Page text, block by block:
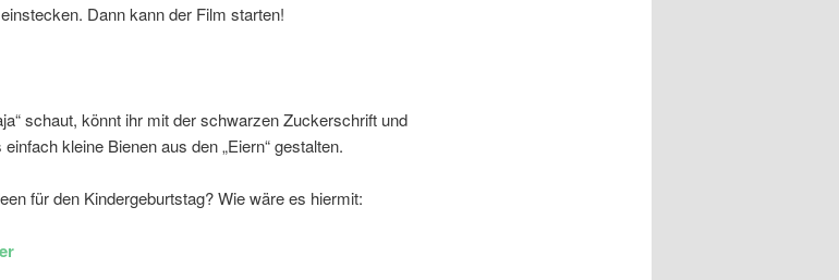
Dann kann der Film starten!
schaut, könnt ihr mit der schwarzen Zuckerschrift und
kleine Bienen aus den „Eiern“ gestalten.
für den Kindergeburtstag? Wie wäre es hiermit: